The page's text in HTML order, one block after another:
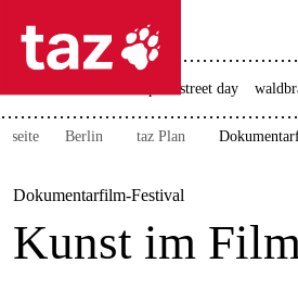
 taz zahl ich
taz zahl ich
themen
politik
christopher street day
Berlin taz Plan
Dokumentarfilm-Festival
Kunst im